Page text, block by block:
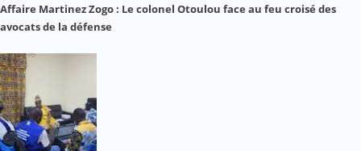
Affaire Martinez Zogo : Le colonel Otoulou face au feu croisé des
avocats de la défense